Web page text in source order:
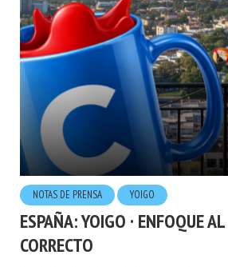
NOTAS DE PRENSA YOIGO
ESPAÑA: YOIGO · ENFOQUE
CORRECTO